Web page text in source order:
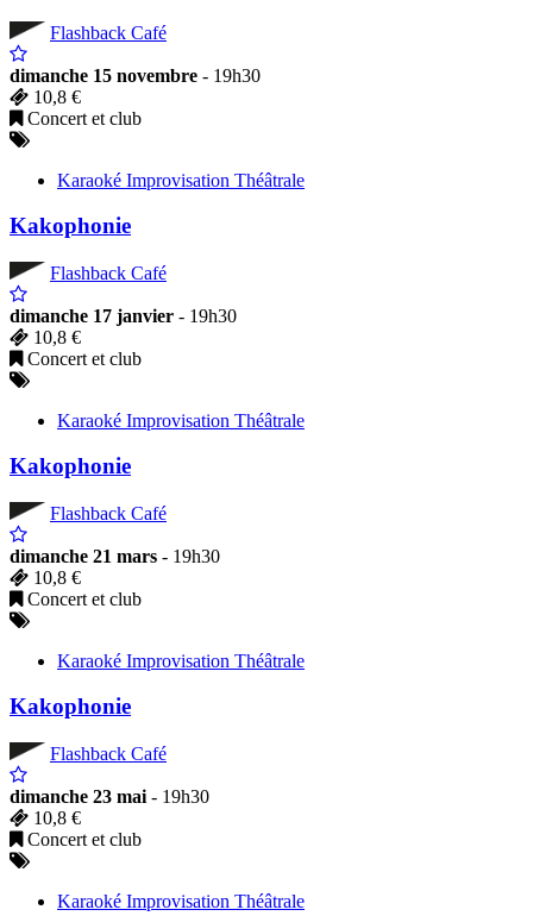
Flashback Café
dimanche 15 novembre - 19h30
10,8 €
Concert et club
Karaoké Improvisation Théâtrale
Kakophonie
Flashback Café
dimanche 17 janvier - 19h30
10,8 €
Concert et club
Karaoké Improvisation Théâtrale
Kakophonie
Flashback Café
dimanche 21 mars - 19h30
10,8 €
Concert et club
Karaoké Improvisation Théâtrale
Kakophonie
Flashback Café
dimanche 23 mai - 19h30
10,8 €
Concert et club
Karaoké Improvisation Théâtrale